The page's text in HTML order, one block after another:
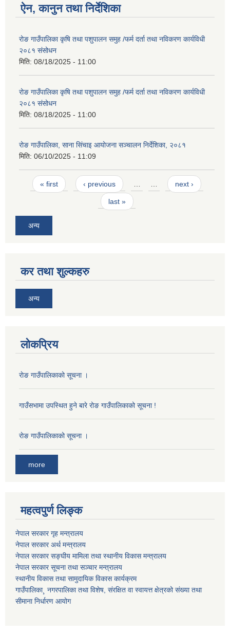
ऐन, कानुन तथा निर्देशिका
रोङ गाउँपालिका कृषि तथा पशुपालन समुह /फर्म दर्ता तथा नविकरण कार्यविधी
२०८१ संसोधन
मिति: 08/18/2025 - 11:00
रोङ गाउँपालिका कृषि तथा पशुपालन समुह /फर्म दर्ता तथा नविकरण कार्यविधी
२०८१ संसोधन
मिति: 08/18/2025 - 11:00
रोङ गाउँपालिका, साना सिंचाइ आयोजना सञ्चालन निर्देशिका, २०८१
मिति: 06/10/2025 - 11:09
Pages
« first ‹ previous … … next ›
last »
अन्य
कर तथा शुल्कहरु
अन्य
लोकप्रिय
राेङ गाउँपालिकाको सूचना ।
गाउँसभामा उपस्थित हुने बारे रोङ गाउँपालिकाको सूचना !
राेङ गाउँपालिकाको सूचना ।
more
महत्वपुर्ण लिङ्क
नेपाल सरकार गृह मन्त्रालय
नेपाल सरकार अर्थ मन्त्रालय
नेपाल सरकार सङ्घीय मामिला तथा स्थानीय विकास मन्त्रालय
नेपाल सरकार सूचना तथा सञ्चार मन्त्रालय
स्थानीय विकास तथा सामुदायिक विकास कार्यक्रम
गाउँपालिका¸ नगरपालिका तथा विशेष, संरक्षित वा स्वायत्त क्षेत्रको संख्या तथा
सीमाना निर्धारण आयोग